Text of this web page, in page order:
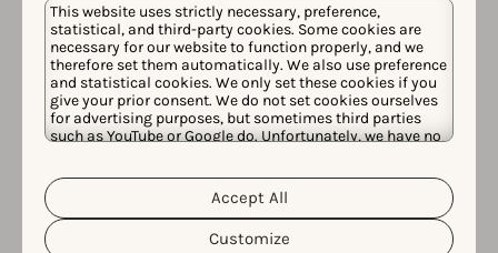
This website uses strictly necessary, preference,
statistical, and third-party cookies. Some cookies are
necessary for our website to function properly, and we
therefore set them automatically. We also use preference
and statistical cookies. We only set these cookies if you
give your prior consent. We do not set cookies ourselves
for advertising purposes, but sometimes third parties
such as YouTube or Google do. Unfortunately, we have no
personal data and the different cookies we use, please
read our
Cookie Policy&Privacy Policy
customize your cookie settings and preferences by
clicking the “Customize” button.
Customize
Accept All